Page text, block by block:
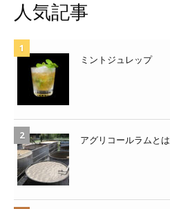
人気記事
ミントジュレップ
アグリコールラムと